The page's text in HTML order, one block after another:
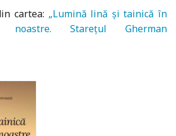
cartea: „Lumină lină și tainică în
Starețul Gherman